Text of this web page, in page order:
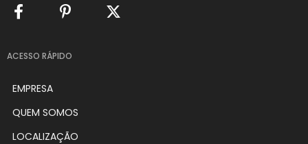
ACESSO RÁPIDO
EMPRESA
QUEM SOMOS
LOCALIZAÇÃO